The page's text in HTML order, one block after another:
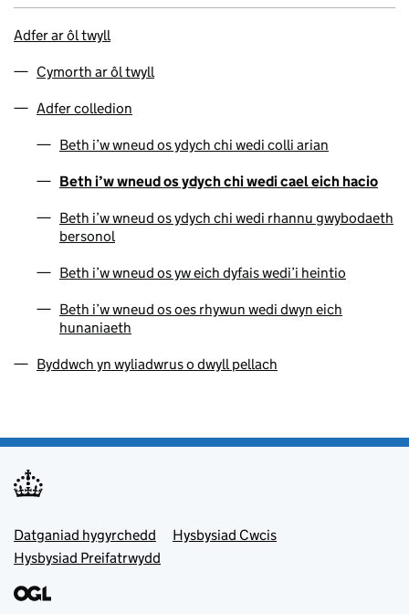
Adfer ar ôl twyll
Cymorth ar ôl twyll
Adfer colledion
Beth i’w wneud os ydych chi wedi colli arian
Beth i’w wneud os ydych chi wedi cael eich hacio
Beth i’w wneud os ydych chi wedi rhannu gwybodaeth
bersonol
Beth i’w wneud os yw eich dyfais wedi’i heintio
Beth i’w wneud os oes rhywun wedi dwyn eich
hunaniaeth
Byddwch yn wyliadwrus o dwyll pellach
Footer menu
Datganiad hygyrchedd
Hysbysiad Cwcis
Hysbysiad Preifatrwydd